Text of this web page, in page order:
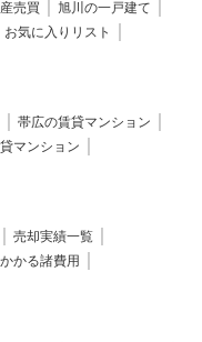
売買
旭川の一戸建て
お気に入りリスト
帯広の賃貸マンション
マンション
売却実績一覧
かる諸費用